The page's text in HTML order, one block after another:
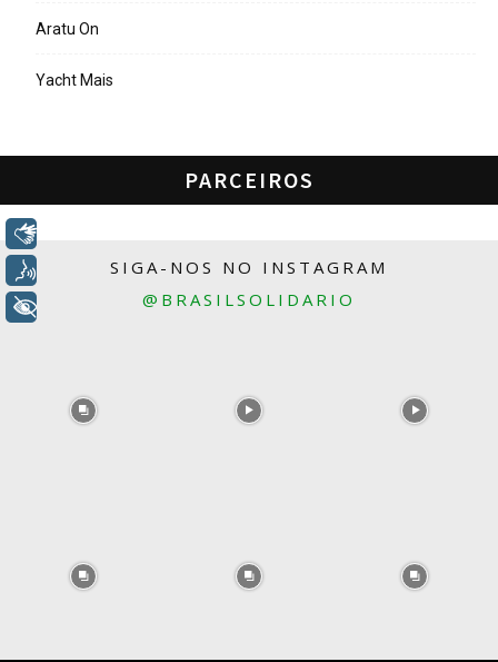
Aratu On
Yacht Mais
PARCEIROS
SIGA-NOS NO INSTAGRAM
@BRASILSOLIDARIO
+ Acessibilidade